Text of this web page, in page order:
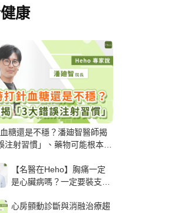
康
糖還是不穩？潘廸智醫師揭
注射習慣」、藥物可能根本沒
【名醫在Heho】胸痛一定
是心臟病嗎？一定要裝支
解析支架種類、風險與選擇
心房顫動診斷與消融治療趨